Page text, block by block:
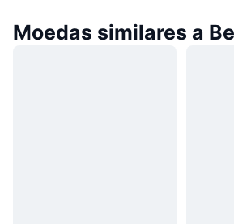
Moedas similares a